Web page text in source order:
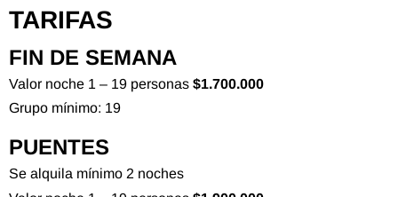
TARIFAS
FIN DE SEMANA
Valor noche 1 – 19 personas $1.700.000
Grupo mínimo: 19
PUENTES
Se alquila mínimo 2 noches